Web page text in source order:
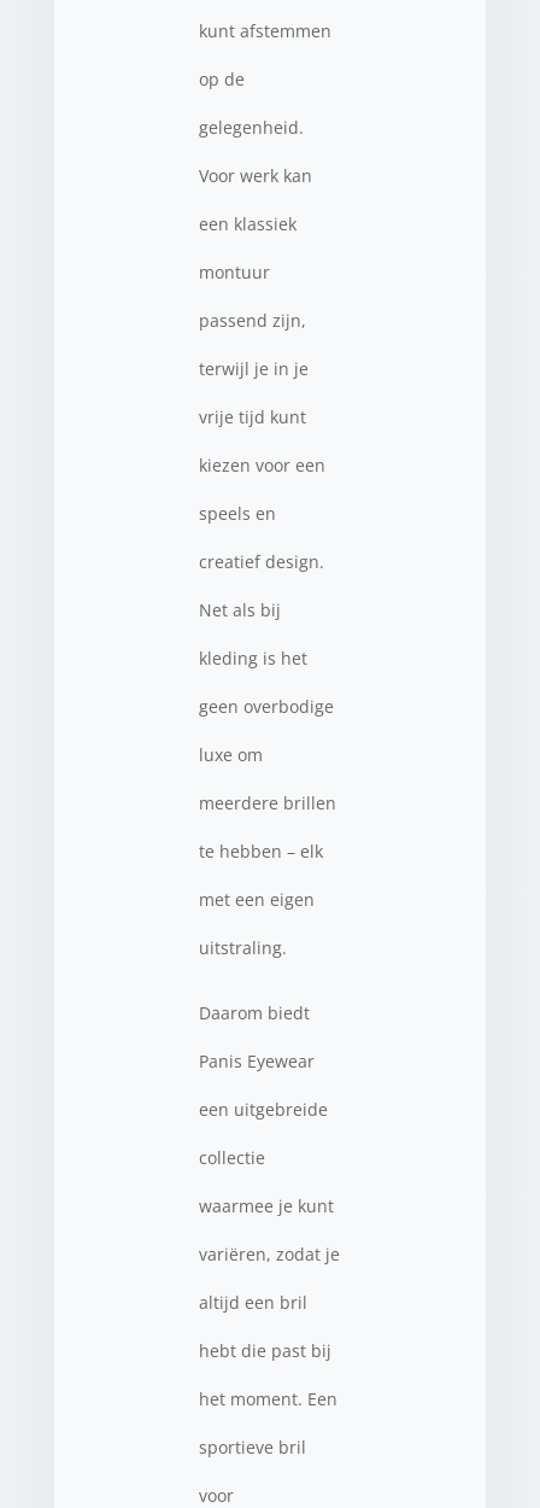
kunt afstemmen
op de
gelegenheid.
Voor werk kan
een klassiek
montuur
passend zijn,
terwijl je in je
vrije tijd kunt
kiezen voor een
speels en
creatief design.
Net als bij
kleding is het
geen overbodige
luxe om
meerdere brillen
te hebben – elk
met een eigen
uitstraling.
Daarom biedt
Panis Eyewear
een uitgebreide
collectie
waarmee je kunt
variëren, zodat je
altijd een bril
hebt die past bij
het moment. Een
sportieve bril
voor